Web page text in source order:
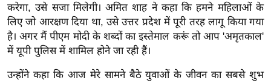
श
ख्सि
य
त
यं
करेगा, उसे सजा मिलेगी। अमित शाह ने कहा कि हमने महिलाओं के
लिए जो आरक्षण दिया था, उसे उत्तर प्रदेश में पूरी तरह लागू किया गया
है। अगर मैं पीएम मोदी के शब्दों का इस्तेमाल करूं तो आप 'अमृतकाल'
में यूपी पुलिस में शामिल होने जा रही हैं।
उन्होंने कहा कि आज मेरे सामने बैठे युवाओं के जीवन का सबसे शुभ